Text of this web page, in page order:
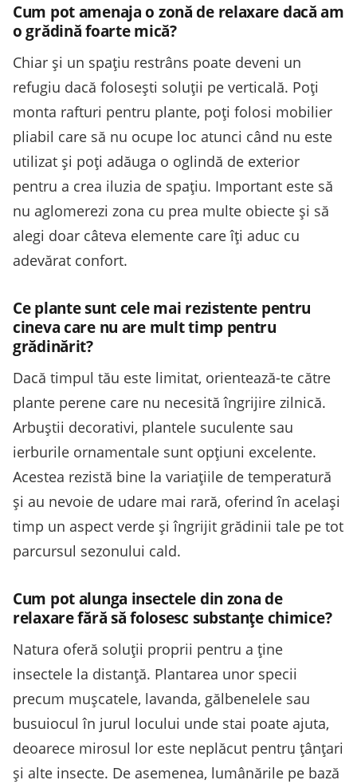
Cum pot amenaja o zonă de relaxare dacă am
o grădină foarte mică?
Chiar și un spațiu restrâns poate deveni un
refugiu dacă folosești soluții pe verticală. Poți
monta rafturi pentru plante, poți folosi mobilier
pliabil care să nu ocupe loc atunci când nu este
utilizat și poți adăuga o oglindă de exterior
pentru a crea iluzia de spațiu. Important este să
nu aglomerezi zona cu prea multe obiecte și să
alegi doar câteva elemente care îți aduc cu
adevărat confort.
Ce plante sunt cele mai rezistente pentru
cineva care nu are mult timp pentru
grădinărit?
Dacă timpul tău este limitat, orientează-te către
plante perene care nu necesită îngrijire zilnică.
Arbuștii decorativi, plantele suculente sau
ierburile ornamentale sunt opțiuni excelente.
Acestea rezistă bine la variațiile de temperatură
și au nevoie de udare mai rară, oferind în același
timp un aspect verde și îngrijit grădinii tale pe tot
parcursul sezonului cald.
Cum pot alunga insectele din zona de
relaxare fără să folosesc substanțe chimice?
Natura oferă soluții proprii pentru a ține
insectele la distanță. Plantarea unor specii
precum mușcatele, lavanda, gălbenelele sau
busuiocul în jurul locului unde stai poate ajuta,
deoarece mirosul lor este neplăcut pentru țânțari
și alte insecte. De asemenea, lumânările pe bază